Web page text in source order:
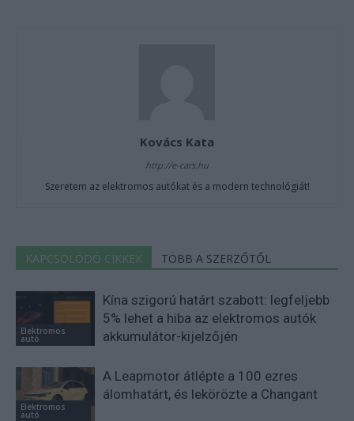
Kovács Kata
http://e-cars.hu
Szeretem az elektromos autókat és a modern technológiát!
KAPCSOLÓDÓ CIKKEK TÖBB A SZERZŐTŐL
Elektromos
autó
Kína szigorú határt szabott: legfeljebb
5% lehet a hiba az elektromos autók
akkumulátor-kijelzőjén
Elektromos
autó
A Leapmotor átlépte a 100 ezres
álomhatárt, és lekörözte a Changant